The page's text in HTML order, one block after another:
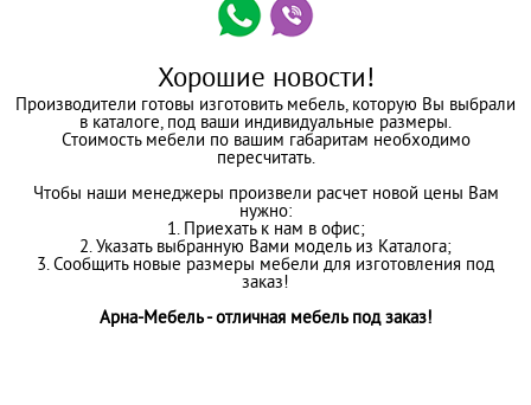
Хорошие новости!
Производители готовы изготовить мебель, которую Вы выбрали
в каталоге, под ваши индивидуальные размеры.
Стоимость мебели по вашим габаритам необходимо
пересчитать.
Чтобы наши менеджеры произвели расчет новой цены Вам
нужно:
1. Приехать к нам в офис;
2. Указать выбранную Вами модель из Каталога;
3. Сообщить новые размеры мебели для изготовления под
заказ!
Арна-Мебель - отличная мебель под заказ!